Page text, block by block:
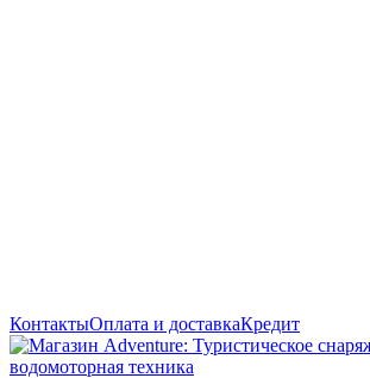
КонтактыОплата и доставкаКредит